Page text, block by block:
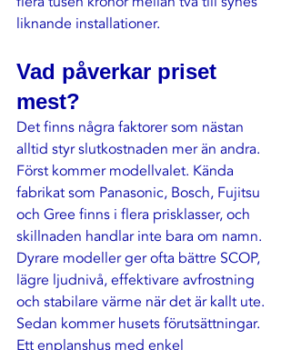
liknande installationer.
Vad påverkar priset
mest?
Det finns några faktorer som nästan
alltid styr slutkostnaden mer än andra.
Först kommer modellvalet. Kända
fabrikat som Panasonic, Bosch, Fujitsu
och Gree finns i flera prisklasser, och
skillnaden handlar inte bara om namn.
Dyrare modeller ger ofta bättre SCOP,
lägre ljudnivå, effektivare avfrostning
och stabilare värme när det är kallt ute.
Sedan kommer husets förutsättningar.
Ett enplanshus med enkel